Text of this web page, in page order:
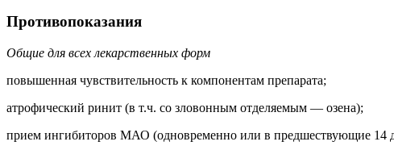
Противопоказания
Общие для всех лекарственных форм
повышенная чувствительность к компонентам препарата;
атрофический ринит (в т.ч. со зловонным отделяемым — озена);
прием ингибиторов МАО (одновременно или в предшествующие 14